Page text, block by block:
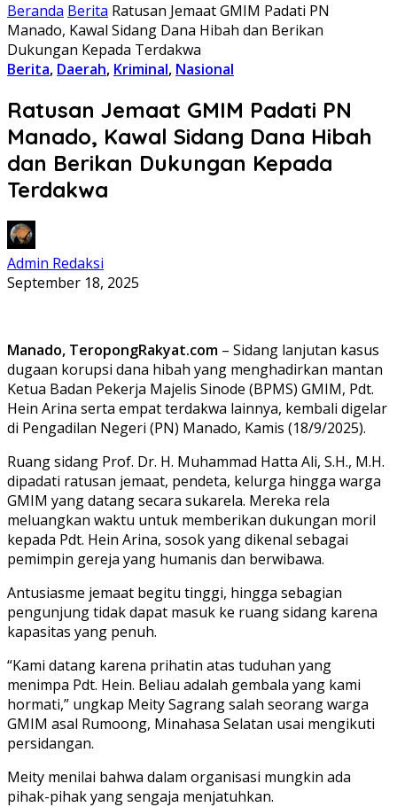
Beranda Berita Ratusan Jemaat GMIM Padati PN
Manado, Kawal Sidang Dana Hibah dan Berikan
Dukungan Kepada Terdakwa
Berita, Daerah, Kriminal, Nasional
Ratusan Jemaat GMIM Padati PN
Manado, Kawal Sidang Dana Hibah
dan Berikan Dukungan Kepada
Terdakwa
Admin Redaksi
September 18, 2025
Manado, TeropongRakyat.com – Sidang lanjutan kasus
dugaan korupsi dana hibah yang menghadirkan mantan
Ketua Badan Pekerja Majelis Sinode (BPMS) GMIM, Pdt.
Hein Arina serta empat terdakwa lainnya, kembali digelar
di Pengadilan Negeri (PN) Manado, Kamis (18/9/2025).
Ruang sidang Prof. Dr. H. Muhammad Hatta Ali, S.H., M.H.
dipadati ratusan jemaat, pendeta, kelurga hingga warga
GMIM yang datang secara sukarela. Mereka rela
meluangkan waktu untuk memberikan dukungan moril
kepada Pdt. Hein Arina, sosok yang dikenal sebagai
pemimpin gereja yang humanis dan berwibawa.
Antusiasme jemaat begitu tinggi, hingga sebagian
pengunjung tidak dapat masuk ke ruang sidang karena
kapasitas yang penuh.
“Kami datang karena prihatin atas tuduhan yang
menimpa Pdt. Hein. Beliau adalah gembala yang kami
hormati,” ungkap Meity Sagrang salah seorang warga
GMIM asal Rumoong, Minahasa Selatan usai mengikuti
persidangan.
Meity menilai bahwa dalam organisasi mungkin ada
pihak-pihak yang sengaja menjatuhkan.